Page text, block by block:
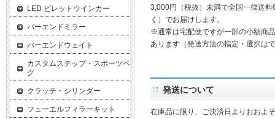
3,000円（税抜）未満で全国一律送
く）でお届けします。
※通常は宅配便ですが一部の小額商
あります（発送方法の指定・選択は
発送について
在庫品に限り、ご決済日よりおおよ
LED ビレットウインカー
バーエンドミラー
バーエンドウェイト
カスタムステップ・スポーツペ
グ
クラッチ・シリンダー
フューエルフィラーキット